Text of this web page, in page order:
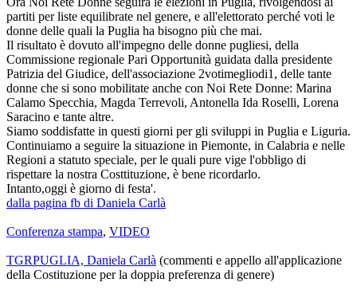
partiti per liste equilibrate nel genere, e all'elettorato perché voti le
donne delle quali la Puglia ha bisogno più che mai.
Il risultato è dovuto all'impegno delle donne pugliesi, della
Commissione regionale Pari Opportunità guidata dalla presidente
Patrizia del Giudice, dell'associazione 2votimegliodi1, delle tante
donne che si sono mobilitate anche con Noi Rete Donne: Marina
Calamo Specchia, Magda Terrevoli, Antonella Ida Roselli, Lorena
Saracino e tante altre.
Siamo soddisfatte in questi giorni per gli sviluppi in Puglia e Liguria.
Continuiamo a seguire la situazione in Piemonte, in Calabria e nelle
Regioni a statuto speciale, per le quali pure vige l'obbligo di
rispettare la nostra Costtituzione, è bene ricordarlo.
Intanto,oggi è giorno di festa'.
dalla pagina fb di Daniela Carlà
Conferenza stampa, VIDEO
TGRPUGLIA, Daniela Carlà (commenti e appello all'applicazione
della Costituzione per la doppia preferenza di genere)